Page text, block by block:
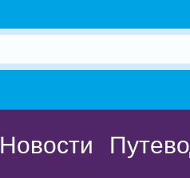
Новости